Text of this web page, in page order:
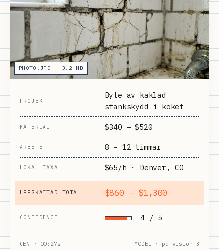
PHOTO.JPG · 3.2 MB
PROJEKT
Byte av kaklad
stänkskydd i köket
MATERIAL $340 – $520
ARBETE 8 – 12 timmar
LOKAL TAXA $65/h · Denver, CO
UPPSKATTAD TOTAL $860 – $1,300
CONFIDENCE 4 / 5
GEN · 00:27s MODEL · pq-vision-3